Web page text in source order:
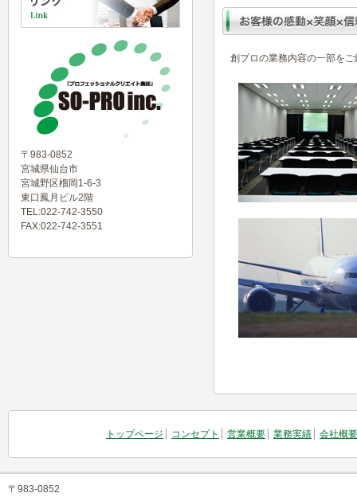
〒983-0852
宮城県仙台市
宮城野区榴岡1-6-3
東口鳳月ビル2階
TEL:022-742-3550
FAX:022-742-3551
創プロの業務内容の一部を
トップページ コンセプト 営業概要 業務実績 会社概要
〒983-0852